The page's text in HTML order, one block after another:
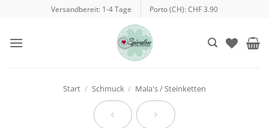
springen
Versandbereit: 1-4 Tage Porto (CH): CHF 3.90
Start / Schmuck / Mala's / Steinketten